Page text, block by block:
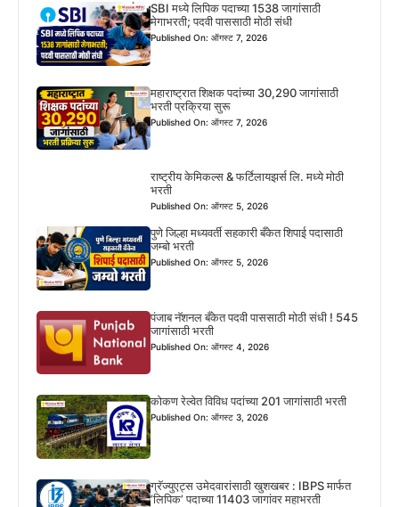
SBI मध्ये लिपिक पदाच्या 1538 जागांसाठी
मेगाभरती; पदवी पाससाठी मोठी संधी
Published On: ऑगस्ट 7, 2026
महाराष्ट्रात शिक्षक पदांच्या 30,290 जागांसाठी
भरती प्रक्रिया सुरू
Published On: ऑगस्ट 7, 2026
राष्ट्रीय केमिकल्स & फर्टिलायझर्स लि. मध्ये मोठी
भरती
Published On: ऑगस्ट 5, 2026
पुणे जिल्हा मध्यवर्ती सहकारी बँकेत शिपाई पदासाठी
जम्बो भरती
Published On: ऑगस्ट 5, 2026
पंजाब नॅशनल बँकेत पदवी पाससाठी मोठी संधी ! 545
जागांसाठी भरती
Published On: ऑगस्ट 4, 2026
कोकण रेल्वेत विविध पदांच्या 201 जागांसाठी भरती
Published On: ऑगस्ट 3, 2026
ग्रॅज्युएट्स उमेदवारांसाठी खुशखबर : IBPS मार्फत
‘लिपिक’ पदाच्या 11403 जागांवर महाभरती